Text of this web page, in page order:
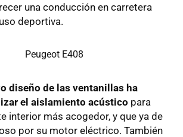
una conducción en carretera
deportiva.
diseño de las ventanillas ha
el aislamiento acústico para
interior más acogedor, y que ya de
por su motor eléctrico. También